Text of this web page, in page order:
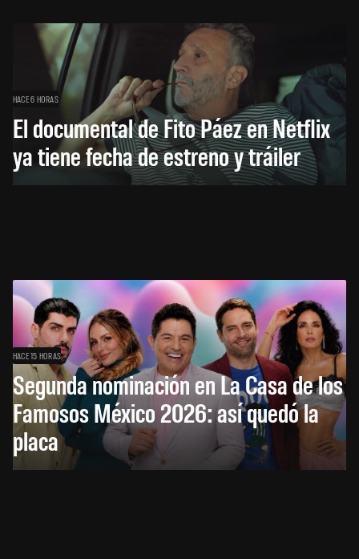
HACE 6 HORAS
El documental de Fito Páez en Netflix
ya tiene fecha de estreno y tráiler
HACE 15 HORAS
Segunda nominación en La Casa de los
Famosos México 2026: así quedó la
placa